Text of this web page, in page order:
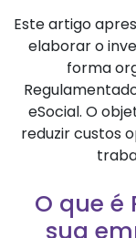
Este artigo
elaborar o
forma
eSocial. O
reduzir custos
O que é
sua